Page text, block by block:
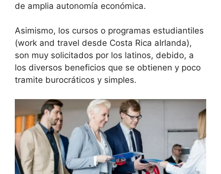
de amplia autonomía económica.
Asimismo, los cursos o programas estudiantiles
(work and travel desde Costa Rica aIrlanda),
son muy solicitados por los latinos, debido, a
los diversos beneficios que se obtienen y poco
tramite burocráticos y simples.